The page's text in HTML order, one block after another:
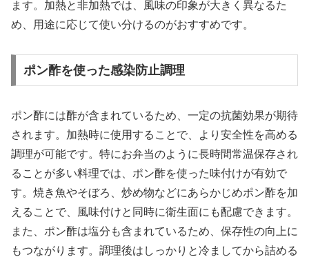
ます。加熱と非加熱では、風味の印象が大きく異なるた
め、用途に応じて使い分けるのがおすすめです。
ポン酢を使った感染防止調理
ポン酢には酢が含まれているため、一定の抗菌効果が期待
されます。加熱時に使用することで、より安全性を高める
調理が可能です。特にお弁当のように長時間常温保存され
ることが多い料理では、ポン酢を使った味付けが有効で
す。焼き魚やそぼろ、炒め物などにあらかじめポン酢を加
えることで、風味付けと同時に衛生面にも配慮できます。
また、ポン酢は塩分も含まれているため、保存性の向上に
もつながります。調理後はしっかりと冷ましてから詰める